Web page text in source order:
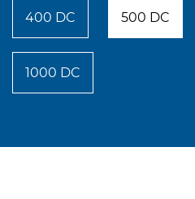
400 DC 500 DC
1000 DC